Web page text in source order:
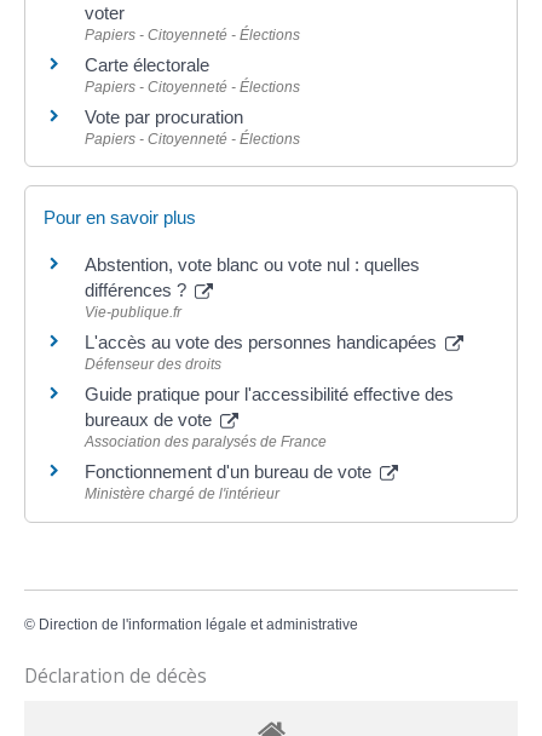
voter
Papiers - Citoyenneté - Élections
Carte électorale
Papiers - Citoyenneté - Élections
Vote par procuration
Papiers - Citoyenneté - Élections
Pour en savoir plus
Abstention, vote blanc ou vote nul : quelles
différences ?
Vie-publique.fr
L'accès au vote des personnes handicapées
Défenseur des droits
Guide pratique pour l'accessibilité effective des
bureaux de vote
Association des paralysés de France
Fonctionnement d'un bureau de vote
Ministère chargé de l'intérieur
© Direction de l'information légale et administrative
Déclaration de décès